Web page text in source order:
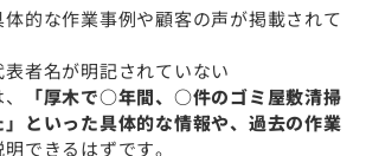
的な作業事例や顧客の声が掲載されて
者名が明記されていない
「厚木で○年間、○件のゴミ屋敷清掃
といった具体的な情報や、過去の作業
できるはずです。